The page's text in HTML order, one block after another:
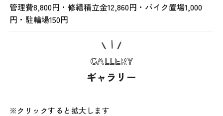
管理費8,800円・修繕積立金12,860円・バイク置場1,000
円・駐輪場150円
GALLERY
ギャラリー
※クリックすると拡大します